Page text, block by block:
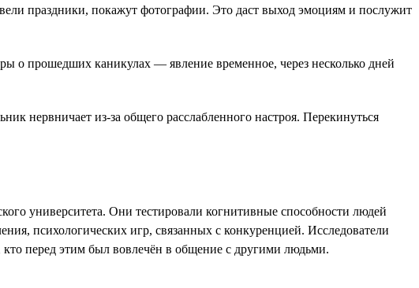
праздники, покажут фотографии. Это даст выход эмоциям и послужит
о прошедших каникулах — явление временное, через несколько дней
нервничает из-за общего расслабленного настроя. Перекинуться
университета. Они тестировали когнитивные способности людей
психологических игр, связанных с конкуренцией. Исследователи
перед этим был вовлечён в общение с другими людьми.